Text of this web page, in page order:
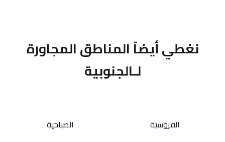
نغطي أيضاً المناطق المجاورة
لـالجنوبية
الفروسية الصباحية